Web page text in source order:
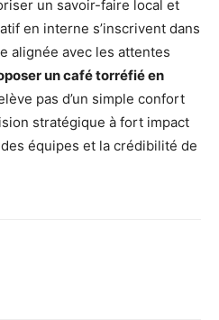
un savoir-faire local et
en interne s’inscrivent dans
alignée avec les attentes
un café torréfié en
pas d’un simple confort
stratégique à fort impact
équipes et la crédibilité de